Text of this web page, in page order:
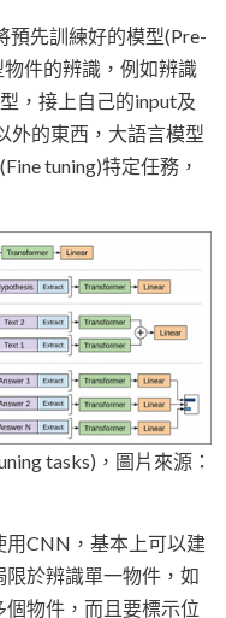
預先訓練好的模型(Pre-
件的辨識，例如辨識
，接上自己的input及
外的東西，大語言模型
tuning)特定任務，
tasks)，圖片來源：
CNN，基本上可以建
於辨識單一物件，如
物件，而且要標示位